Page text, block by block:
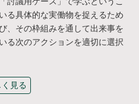
る具体的な実働物を捉えるため
、その枠組みを通して出来事を
る次のアクションを適切に選択
見る